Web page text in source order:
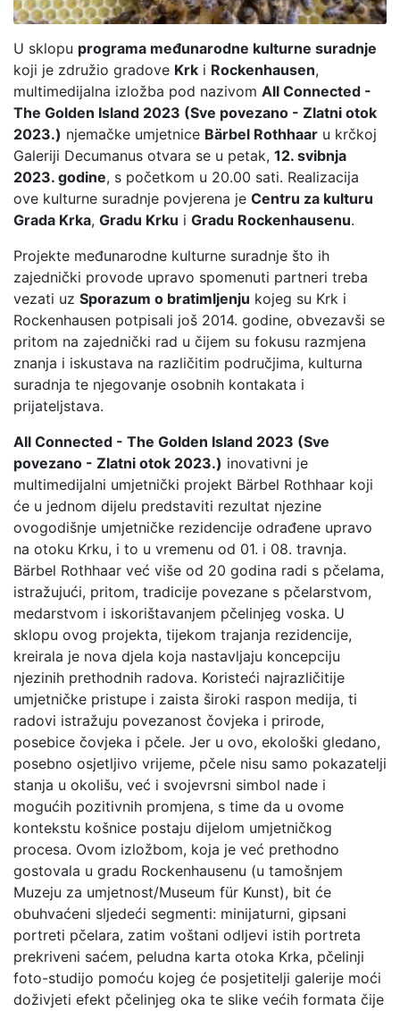
U sklopu programa međunarodne kulturne suradnje
koji je združio gradove Krk i Rockenhausen,
multimedijalna izložba pod nazivom All Connected -
The Golden Island 2023 (Sve povezano - Zlatni otok
2023.) njemačke umjetnice Bärbel Rothhaar u krčkoj
Galeriji Decumanus otvara se u petak, 12. svibnja
2023. godine, s početkom u 20.00 sati. Realizacija
ove kulturne suradnje povjerena je Centru za kulturu
Grada Krka, Gradu Krku i Gradu Rockenhausenu.
Projekte međunarodne kulturne suradnje što ih
zajednički provode upravo spomenuti partneri treba
vezati uz Sporazum o bratimljenju kojeg su Krk i
Rockenhausen potpisali još 2014. godine, obvezavši se
pritom na zajednički rad u čijem su fokusu razmjena
znanja i iskustava na različitim područjima, kulturna
suradnja te njegovanje osobnih kontakata i
prijateljstava.
All Connected - The Golden Island 2023 (Sve
povezano - Zlatni otok 2023.) inovativni je
multimedijalni umjetnički projekt Bärbel Rothhaar koji
će u jednom dijelu predstaviti rezultat njezine
ovogodišnje umjetničke rezidencije odrađene upravo
na otoku Krku, i to u vremenu od 01. i 08. travnja.
Bärbel Rothhaar već više od 20 godina radi s pčelama,
istražujući, pritom, tradicije povezane s pčelarstvom,
medarstvom i iskorištavanjem pčelinjeg voska. U
sklopu ovog projekta, tijekom trajanja rezidencije,
kreirala je nova djela koja nastavljaju koncepciju
njezinih prethodnih radova. Koristeći najrazličitije
umjetničke pristupe i zaista široki raspon medija, ti
radovi istražuju povezanost čovjeka i prirode,
posebice čovjeka i pčele. Jer u ovo, ekološki gledano,
posebno osjetljivo vrijeme, pčele nisu samo pokazatelji
stanja u okolišu, već i svojevrsni simbol nade i
mogućih pozitivnih promjena, s time da u ovome
kontekstu košnice postaju dijelom umjetničkog
procesa. Ovom izložbom, koja je već prethodno
gostovala u gradu Rockenhausenu (u tamošnjem
Muzeju za umjetnost/Museum für Kunst), bit će
obuhvaćeni sljedeći segmenti: minijaturni, gipsani
portreti pčelara, zatim voštani odljevi istih portreta
prekriveni saćem, peludna karta otoka Krka, pčelinji
foto-studijo pomoću kojeg će posjetitelji galerije moći
doživjeti efekt pčelinjeg oka te slike većih formata čije